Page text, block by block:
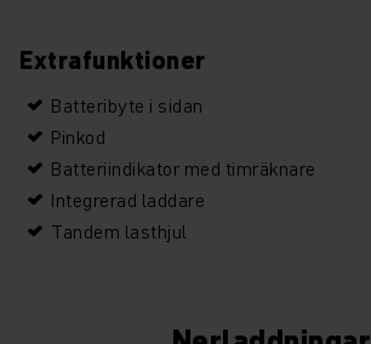
Extrafunktioner
Batteribyte i sidan
Pinkod
Batteriindikator med timräknare
Integrerad laddare
Tandem lasthjul